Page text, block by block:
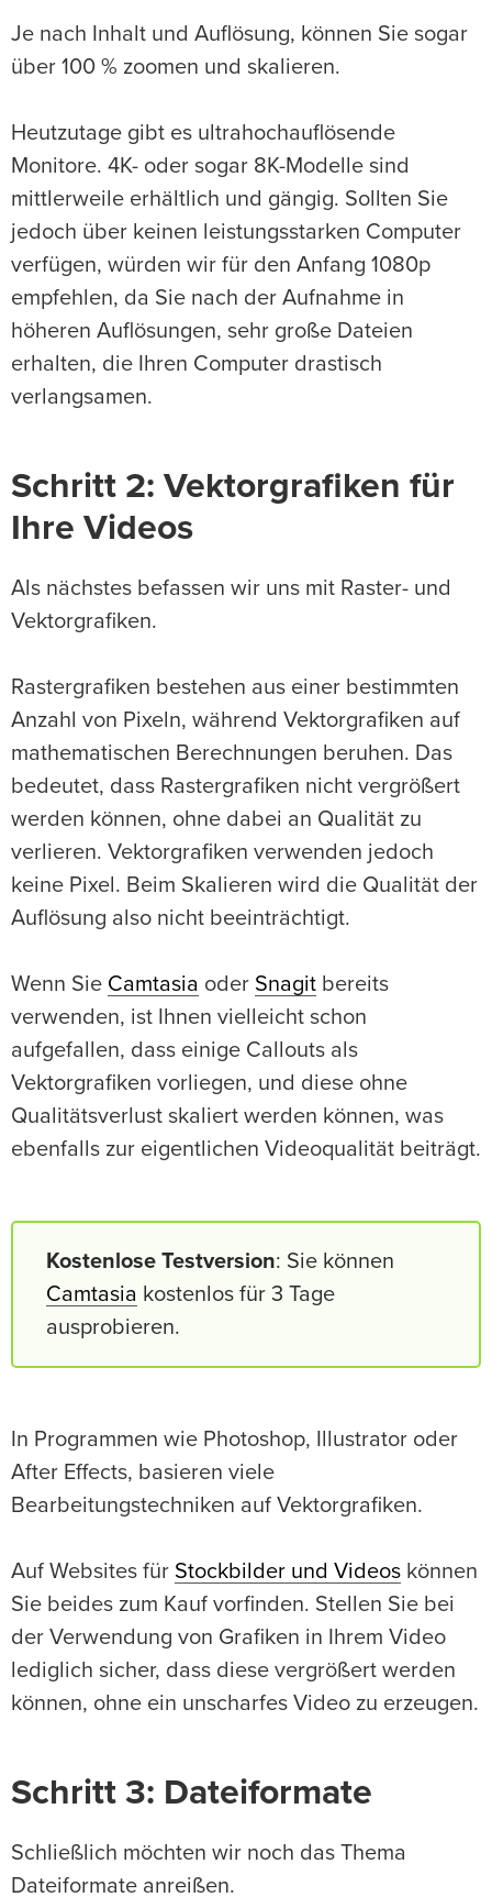
Je nach Inhalt und Auflösung, können Sie sogar
über 100 % zoomen und skalieren.
Heutzutage gibt es ultrahochauflösende
Monitore. 4K- oder sogar 8K-Modelle sind
mittlerweile erhältlich und gängig. Sollten Sie
jedoch über keinen leistungsstarken Computer
verfügen, würden wir für den Anfang 1080p
empfehlen, da Sie nach der Aufnahme in
höheren Auflösungen, sehr große Dateien
erhalten, die Ihren Computer drastisch
verlangsamen.
Schritt 2: Vektorgrafiken für
Ihre Videos
Als nächstes befassen wir uns mit Raster- und
Vektorgrafiken.
Rastergrafiken bestehen aus einer bestimmten
Anzahl von Pixeln, während Vektorgrafiken auf
mathematischen Berechnungen beruhen. Das
bedeutet, dass Rastergrafiken nicht vergrößert
werden können, ohne dabei an Qualität zu
verlieren. Vektorgrafiken verwenden jedoch
keine Pixel. Beim Skalieren wird die Qualität der
Auflösung also nicht beeinträchtigt.
Wenn Sie Camtasia oder Snagit bereits
verwenden, ist Ihnen vielleicht schon
aufgefallen, dass einige Callouts als
Vektorgrafiken vorliegen, und diese ohne
Qualitätsverlust skaliert werden können, was
ebenfalls zur eigentlichen Videoqualität beiträgt.
Kostenlose Testversion: Sie können
Camtasia kostenlos für 3 Tage
ausprobieren.
In Programmen wie Photoshop, Illustrator oder
After Effects, basieren viele
Bearbeitungstechniken auf Vektorgrafiken.
Auf Websites für Stockbilder und Videos können
Sie beides zum Kauf vorfinden. Stellen Sie bei
der Verwendung von Grafiken in Ihrem Video
lediglich sicher, dass diese vergrößert werden
können, ohne ein unscharfes Video zu erzeugen.
Schritt 3: Dateiformate
Schließlich möchten wir noch das Thema
Dateiformate anreißen.